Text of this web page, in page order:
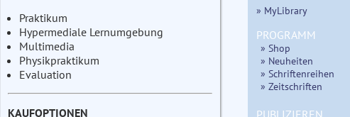
Praktikum
Hypermediale Lernumgebung
Multimedia
Physikpraktikum
Evaluation
KAUFOPTIONEN
» MyLibrary
PROGRAMM
» Shop
» Neuheiten
» Schriftenreihen
» Zeitschriften
PUBLIZIEREN